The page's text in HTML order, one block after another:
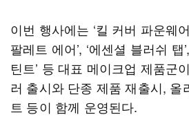
이번 행사에는 ‘킬 커버 파운웨
팔레트 에어’, ‘에센셜 블러쉬 탭
틴트’ 등 대표 메이크업 제품군
러 출시와 단종 제품 재출시, 올
트 등이 함께 운영된다.